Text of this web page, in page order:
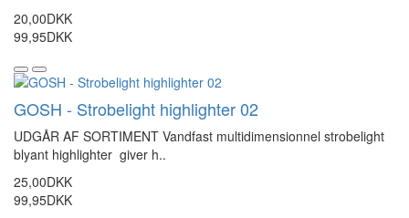
20,00DKK
99,95DKK
GOSH - Strobelight highlighter 02
UDGÅR AF SORTIMENT Vandfast multidimensionnel strobelight
blyant highlighter giver h..
25,00DKK
99,95DKK